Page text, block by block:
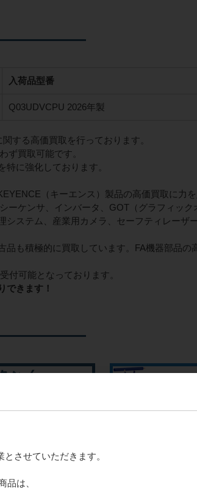
入荷品型番
Q03UDVCPU 2026年製
する高価買取を行っております。
ず買取可能です。
に強化しております。
（キーエンス）製品の高価買取に力を
ーケンサ、インバータ、GOT（グラフィック
ステム、産業用カメラ、セーフティレーザ
品も積極的に買取しています。FA機器部品の
付可能となっております。
できます！
させていただきます。
品は、